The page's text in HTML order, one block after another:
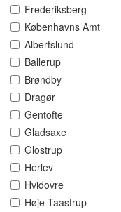
Frederiksberg
Københavns Amt
Albertslund
Ballerup
Brøndby
Dragør
Gentofte
Gladsaxe
Glostrup
Herlev
Hvidovre
Høje Taastrup